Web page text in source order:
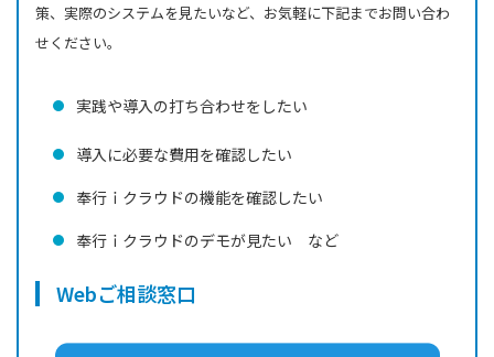
策、実際のシステムを見たいなど、お気軽に下記までお問い合わ
せください。
実践や導入の打ち合わせをしたい
導入に必要な費用を確認したい
奉行ｉクラウドの機能を確認したい
奉行ｉクラウドのデモが見たい など
Webご相談窓口